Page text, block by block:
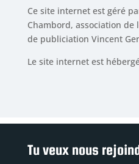
Ce site internet est géré
Chambord, association
de publiciation Vincent
Le site internet est
Tu veux nous